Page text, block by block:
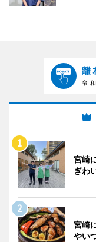
宮崎
ぎわ
宮崎
やい